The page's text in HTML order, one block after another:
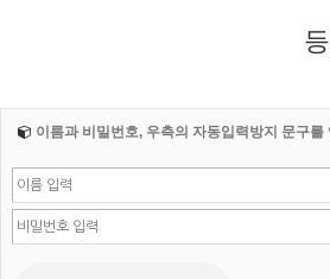
이름과 비밀번호, 우측의 자동입력방지 문구를